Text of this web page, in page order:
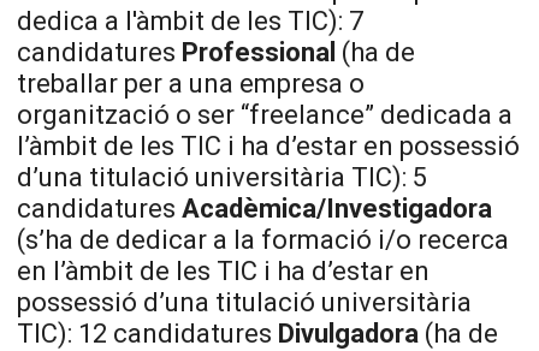
dedica a l'àmbit de les TIC): 7
candidatures Professional (ha de
treballar per a una empresa o
organització o ser “freelance” dedicada a
l’àmbit de les TIC i ha d’estar en possessió
d’una titulació universitària TIC): 5
candidaturesAcadèmica/Investigadora
(s’ha de dedicar a la formació i/o recerca
en l’àmbit de les TIC i ha d’estar en
possessió d’una titulació universitària
TIC): 12 candidatures Divulgadora (ha de